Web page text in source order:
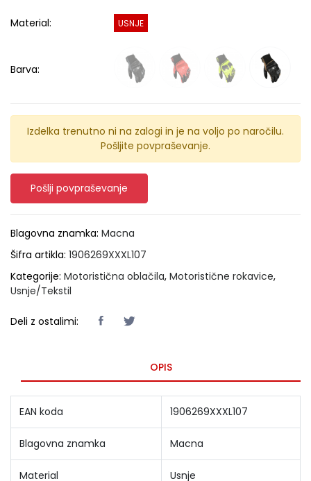
Material: USNJE
Barva:
Izdelka trenutno ni na zalogi in je na voljo po naročilu.
Pošljite povpraševanje.
Pošlji povpraševanje
Blagovna znamka: Macna
Šifra artikla: 1906269XXXL107
Kategorije: Motoristična oblačila, Motoristične rokavice,
Usnje/Tekstil
Deli z ostalimi:
OPIS
EAN koda 1906269XXXL107
Blagovna znamka Macna
Material Usnje